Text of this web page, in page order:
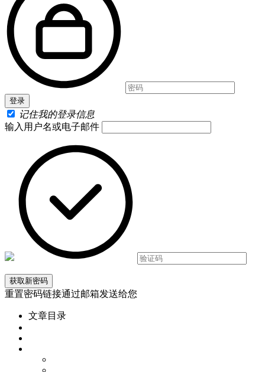
记住我的登录信息
输入用户名或电子邮件
重置密码链接通过邮箱发送给您
文章目录